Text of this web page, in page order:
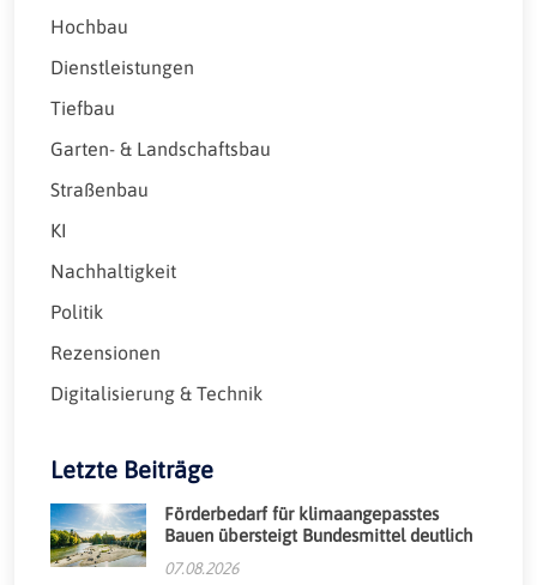
Hochbau
Dienstleistungen
Tiefbau
Garten- & Landschaftsbau
Straßenbau
KI
Nachhaltigkeit
Politik
Rezensionen
Digitalisierung & Technik
Letzte Beiträge
Förderbedarf für klimaangepasstes
Bauen übersteigt Bundesmittel deutlich
07.08.2026